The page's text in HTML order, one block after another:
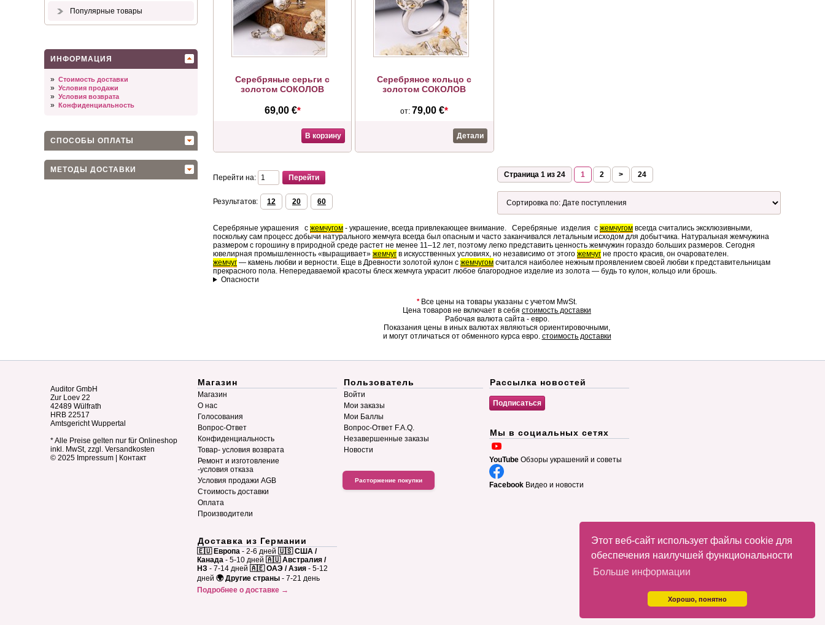
Этот веб-сайт использует файлы cookie для
обеспечения наилучшей функциональности
Больше информации
Хорошо, понятно
Популярные товары
ИНФОРМАЦИЯ
» Стоимость доставки
» Условия продажи
» Условия возврата
» Конфиденциальность
СПОСОБЫ ОПЛАТЫ
МЕТОДЫ ДОСТАВКИ
Серебряные серьги с
золотом СОКОЛОВ
69,00 €*
В корзину
Серебряное кольцо с
золотом СОКОЛОВ
от: 79,00 €*
Детали
Перейти на: Страница 1 из 24 1 2 > 24
Результатов: 12 20 60
Серебряные украшения с жемчугом - украшение, всегда привлекающее внимание. Серебряные изделия с жемчугом всегда считались эксклюзивными,
поскольку сам процесс добычи натурального жемчуга всегда был опасным и часто заканчивался летальным исходом для добытчика. Натуральная жемчужина
размером с горошину в природной среде растет не менее 11–12 лет, поэтому легко представить ценность жемчужин гораздо больших размеров. Сегодня
ювелирная промышленность «выращивает» жемчуг в искусственных условиях, но независимо от этого жемчуг не просто красив, он очарователен.
жемчуг — камень любви и верности. Еще в Древности золотой кулон с жемчугом считался наиболее нежным проявлением своей любви к представительницам
прекрасного пола. Непередаваемой красоты блеск жемчуга украсит любое благородное изделие из золота — будь то кулон, кольцо или брошь.
Опасности
*Все цены на товары указаны с учетом MwSt.
Цена товаров не включает в себя стоимость доставки
Рабочая валюта сайта - евро.
Показания цены в иных валютах являються ориентировочными,
и могут отличаться от обменного курса евро. стоимость доставки
Auditor GmbH
Zur Loev 22
42489 Wülfrath
HRB 22517
Amtsgericht Wuppertal
* Alle Preise gelten nur für Onlineshop
inkl. MwSt, zzgl. Versandkosten
© 2025 Impressum Контакт
Магазин
Магазин
О нас
Голосования
Вопрос-Ответ
Конфиденциальность
Товар- условия возврата
Ремонт и изготовление
-условия отказа
Условия продажи AGB
Стоимость доставки
Оплата
Производители
Доставка из Германии
🇪🇺 Европа - 2-6 дней 🇺🇸 США /
Канада - 5-10 дней 🇦🇺 Австралия /
НЗ - 7-14 дней 🇦🇪 ОАЭ / Азия - 5-12
дней 🌍 Другие страны - 7-21 день
Подробнее о доставке →
Пользователь
Войти
Мои заказы
Мои Баллы
Вопрос-Ответ F.A.Q.
Незавершенные заказы
Новости
Расторжение покупки
Рассылка новостей
Мы в социальных сетях
YouTube Обзоры украшений и советы
Facebook Видео и новости